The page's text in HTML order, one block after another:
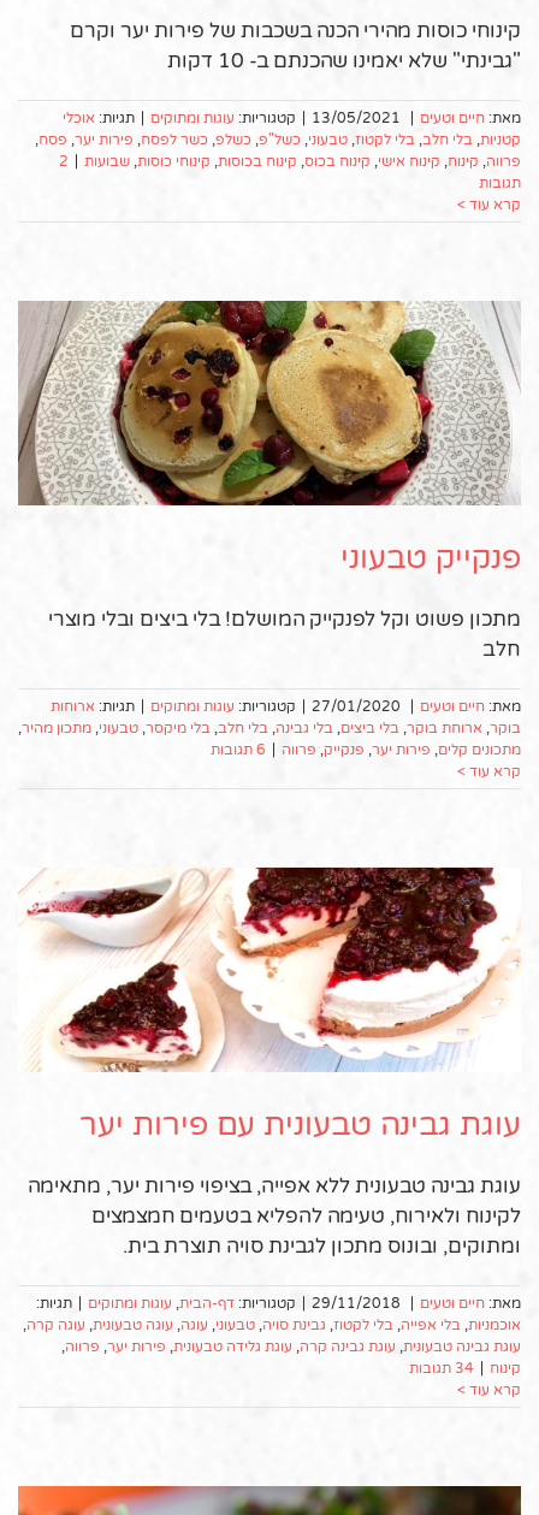
קינוחי כוסות מהירי הכנה בשכבות של פירות יער וקרם
"גבינתי" שלא יאמינו שהכנתם ב- 10 דקות
מאת: חיים וטעים 13/05/2021 קטגוריות: עוגות ומתוקים תגיות: אוכלי
קטניות, בלי חלב, בלי לקטוז, טבעוני, כשל"פ, כשלפ, כשר לפסח, פירות יער, פסח,
פרווה, קינוח, קינוח אישי, קינוח בכוס, קינוח בכוסות, קינוחי כוסות, שבועות
2
תגובות
קרא עוד >
פנקייק טבעוני
מתכון פשוט וקל לפנקייק המושלם! בלי ביצים ובלי מוצרי
חלב
מאת: חיים וטעים 27/01/2020 קטגוריות: עוגות ומתוקים תגיות: ארוחות
בוקר, ארוחת בוקר, בלי ביצים, בלי גבינה, בלי חלב, בלי מיקסר, טבעוני, מתכון מהיר,
מתכונים קלים, פירות יער, פנקייק, פרווה
6 תגובות
קרא עוד >
עוגת גבינה טבעונית עם פירות יער
עוגת גבינה טבעונית ללא אפייה, בציפוי פירות יער, מתאימה
לקינוח ולאירוח, טעימה להפליא בטעמים חמצמצים
ומתוקים, ובונוס מתכון לגבינת סויה תוצרת בית.
מאת: חיים וטעים 29/11/2018 קטגוריות: דף-הבית, עוגות ומתוקים
תגיות:
אוכמניות, בלי אפייה, בלי לקטוז, גבינת סויה, טבעוני, עוגה, עוגה טבעונית, עוגה קרה,
עוגת גבינה טבעונית, עוגת גבינה קרה, עוגת גלידה טבעונית, פירות יער, פרווה,
קינוח
34 תגובות
קרא עוד >